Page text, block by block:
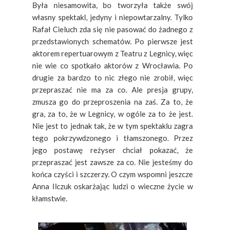
Była niesamowita, bo tworzyła także swój
własny spektakl, jedyny i niepowtarzalny. Tylko
Rafał Cieluch zda się nie pasować do żadnego z
przedstawionych schematów. Po pierwsze jest
aktorem repertuarowym z Teatru z Legnicy, więc
nie wie co spotkało aktorów z Wrocławia. Po
drugie za bardzo to nic złego nie zrobił, więc
przepraszać nie ma za co. Ale presja grupy,
zmusza go do przeproszenia na zaś. Za to, że
gra, za to, że w Legnicy, w ogóle za to że jest.
Nie jest to jednak tak, że w tym spektaklu zagra
tego pokrzywdzonego i tłamszonego. Przez
jego postawę reżyser chciał pokazać, że
przepraszać jest zawsze za co. Nie jesteśmy do
końca czyści i szczerzy. O czym wspomni jeszcze
Anna Ilczuk oskarżając ludzi o wieczne życie w
kłamstwie.